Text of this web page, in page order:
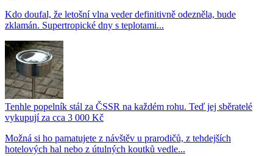
Kdo doufal, že letošní vlna veder definitivně odezněla, bude
zklamán. Supertropické dny s teplotami...
Tenhle popelník stál za ČSSR na každém rohu. Teď jej sběratelé
vykupují za cca 3 000 Kč
Možná si ho pamatujete z návštěv u prarodičů, z tehdejších
hotelových hal nebo z útulných koutků vedle...